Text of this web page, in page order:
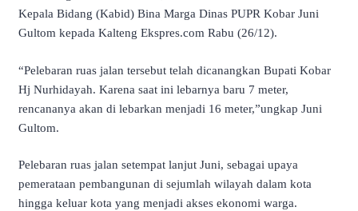
Kepala Bidang (Kabid) Bina Marga Dinas PUPR Kobar Juni
Gultom kepada Kalteng Ekspres.com Rabu (26/12).
“Pelebaran ruas jalan tersebut telah dicanangkan Bupati Kobar
Hj Nurhidayah. Karena saat ini lebarnya baru 7 meter,
rencananya akan di lebarkan menjadi 16 meter,”ungkap Juni
Gultom.
Pelebaran ruas jalan setempat lanjut Juni, sebagai upaya
pemerataan pembangunan di sejumlah wilayah dalam kota
hingga keluar kota yang menjadi akses ekonomi warga.